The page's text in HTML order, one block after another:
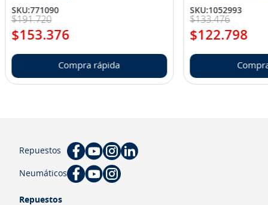
SKU:771090
$191.720
$153.376
Compra rápida
SKU:1052993
$133.476
$122.798
Repuestos
Neumáticos
Repuestos